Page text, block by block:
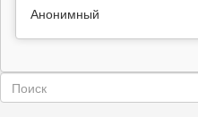
Анонимный
Форма